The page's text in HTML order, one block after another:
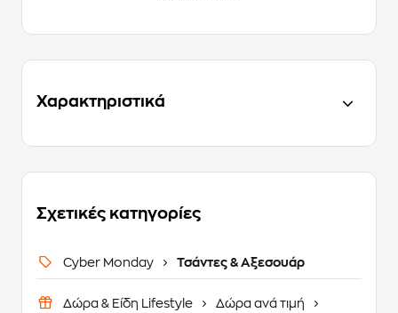
Χαρακτηριστικά
Σχετικές κατηγορίες
Cyber Monday Τσάντες & Αξεσουάρ
Δώρα & Είδη Lifestyle
Δώρα ανά τιμή